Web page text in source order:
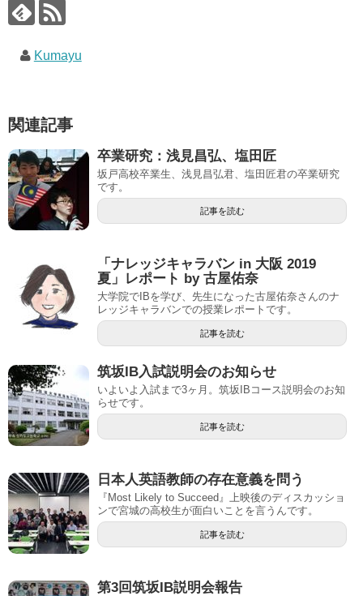
Kumayu
関連記事
卒業研究：浅見昌弘、塩田匠
坂戸高校卒業生、浅見昌弘君、塩田匠君の卒業研究
です。
記事を読む
「ナレッジキャラバン in 大阪 2019
夏」レポート by 古屋佑奈
大学院でIBを学び、先生になった古屋佑奈さんのナ
レッジキャラバンでの授業レポートです。
記事を読む
筑坂IB入試説明会のお知らせ
いよいよ入試まで3ヶ月。筑坂IBコース説明会のお知
らせです。
記事を読む
日本人英語教師の存在意義を問う
『Most Likely to Succeed』上映後のディスカッショ
ンで宮城の高校生が面白いことを言うんです。
記事を読む
第3回筑坂IB説明会報告